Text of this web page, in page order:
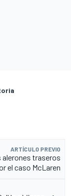
ARTÍCULO PREVIO
alerones traseros
el caso McLaren